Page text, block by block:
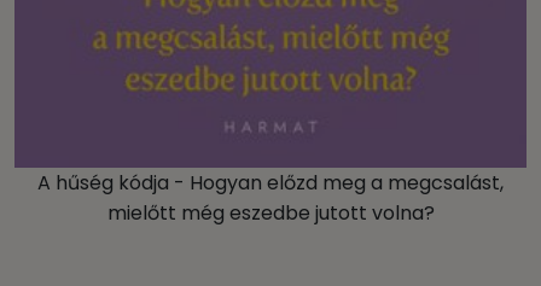
A hűség kódja - Hogyan előzd meg a megcsalást,
mielőtt még eszedbe jutott volna?